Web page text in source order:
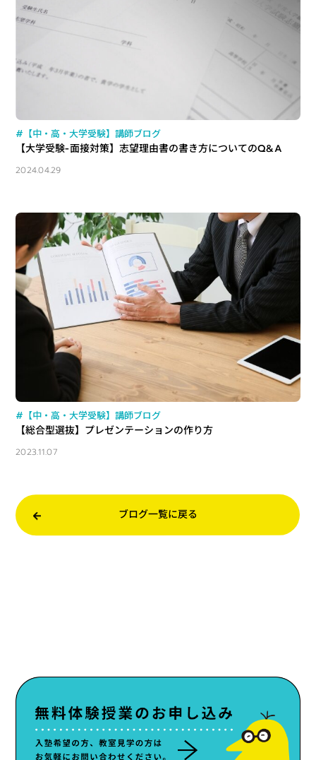
#【中・高・大学受験】講師ブログ
【大学受験-面接対策】志望理由書の書き方についてのQ&A
2024.04.29
#【中・高・大学受験】講師ブログ
【総合型選抜】プレゼンテーションの作り方
2023.11.07
ブログ一覧に戻る